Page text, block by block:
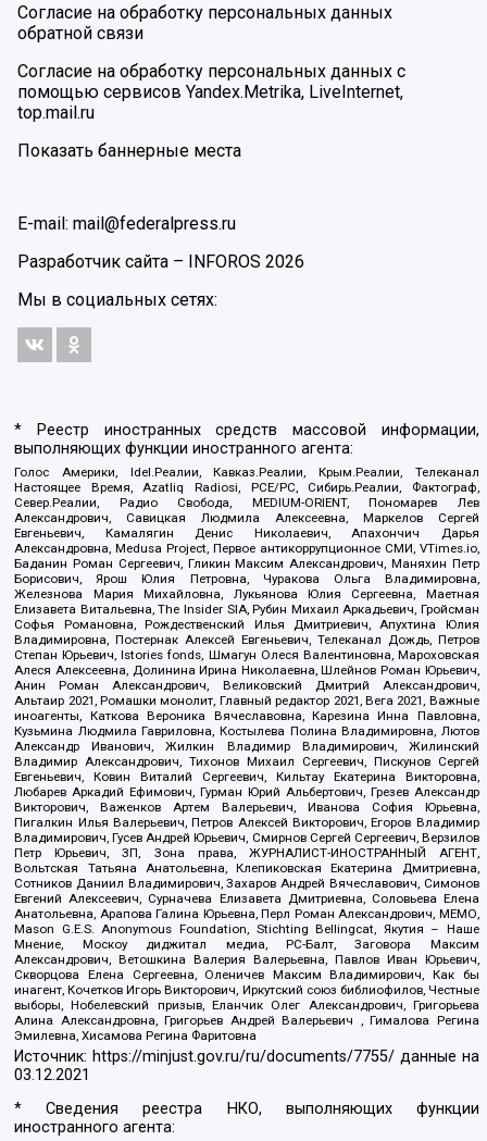
Согласие на обработку персональных данных
обратной связи
Согласие на обработку персональных данных с
помощью сервисов Yandex.Metrika, LiveInternet,
top.mail.ru
Показать баннерные места
E-mail: mail@federalpress.ru
Разработчик сайта –
INFOROS 2026
Мы в социальных сетях:
* Реестр иностранных средств массовой информации,
выполняющих функции иностранного агента:
Голос Америки, Idel.Реалии, Кавказ.Реалии, Крым.Реалии, Телеканал
Настоящее Время, Azatliq Radiosi, PCE/PC, Сибирь.Реалии, Фактограф,
Север.Реалии, Радио Свобода, MEDIUM-ORIENT, Пономарев Лев
Александрович, Савицкая Людмила Алексеевна, Маркелов Сергей
Евгеньевич, Камалягин Денис Николаевич, Апахончич Дарья
Александровна, Medusa Project, Первое антикоррупционное СМИ, VTimes.io,
Баданин Роман Сергеевич, Гликин Максим Александрович, Маняхин Петр
Борисович, Ярош Юлия Петровна, Чуракова Ольга Владимировна,
Железнова Мария Михайловна, Лукьянова Юлия Сергеевна, Маетная
Елизавета Витальевна, The Insider SIA, Рубин Михаил Аркадьевич, Гройсман
Софья Романовна, Рождественский Илья Дмитриевич, Апухтина Юлия
Владимировна, Постернак Алексей Евгеньевич, Телеканал Дождь, Петров
Степан Юрьевич, Istories fonds, Шмагун Олеся Валентиновна, Мароховская
Алеся Алексеевна, Долинина Ирина Николаевна, Шлейнов Роман Юрьевич,
Анин Роман Александрович, Великовский Дмитрий Александрович,
Альтаир 2021, Ромашки монолит, Главный редактор 2021, Вега 2021, Важные
иноагенты, Каткова Вероника Вячеславовна, Карезина Инна Павловна,
Кузьмина Людмила Гавриловна, Костылева Полина Владимировна, Лютов
Александр Иванович, Жилкин Владимир Владимирович, Жилинский
Владимир Александрович, Тихонов Михаил Сергеевич, Пискунов Сергей
Евгеньевич, Ковин Виталий Сергеевич, Кильтау Екатерина Викторовна,
Любарев Аркадий Ефимович, Гурман Юрий Альбертович, Грезев Александр
Викторович, Важенков Артем Валерьевич, Иванова София Юрьевна,
Пигалкин Илья Валерьевич, Петров Алексей Викторович, Егоров Владимир
Владимирович, Гусев Андрей Юрьевич, Смирнов Сергей Сергеевич, Верзилов
Петр Юрьевич, ЗП, Зона права, ЖУРНАЛИСТ-ИНОСТРАННЫЙ АГЕНТ,
Вольтская Татьяна Анатольевна, Клепиковская Екатерина Дмитриевна,
Сотников Даниил Владимирович, Захаров Андрей Вячеславович, Симонов
Евгений Алексеевич, Сурначева Елизавета Дмитриевна, Соловьева Елена
Анатольевна, Арапова Галина Юрьевна, Перл Роман Александрович, МЕМО,
Mason G.E.S. Anonymous Foundation, Stichting Bellingcat, Якутия – Наше
Мнение, Москоу диджитал медиа, РС-Балт, Заговора Максим
Александрович, Ветошкина Валерия Валерьевна, Павлов Иван Юрьевич,
Скворцова Елена Сергеевна, Оленичев Максим Владимирович, Как бы
инагент, Кочетков Игорь Викторович, Иркутский союз библиофилов, Честные
выборы, Нобелевский призыв, Еланчик Олег Александрович, Григорьева
Алина Александровна, Григорьев Андрей Валерьевич , Гималова Регина
Эмилевна, Хисамова Регина Фаритовна
Источник: https://minjust.gov.ru/ru/documents/7755/ данные на
03.12.2021
* Сведения реестра НКО, выполняющих функции
иностранного агента: